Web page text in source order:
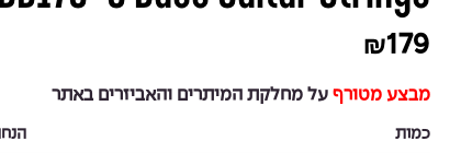
₪179
מבצע מטורף על מחלקת המיתרים והאביזרים באתר
כמות